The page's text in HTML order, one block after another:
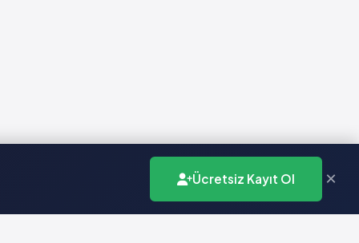
Ücretsiz Kayıt Ol ×